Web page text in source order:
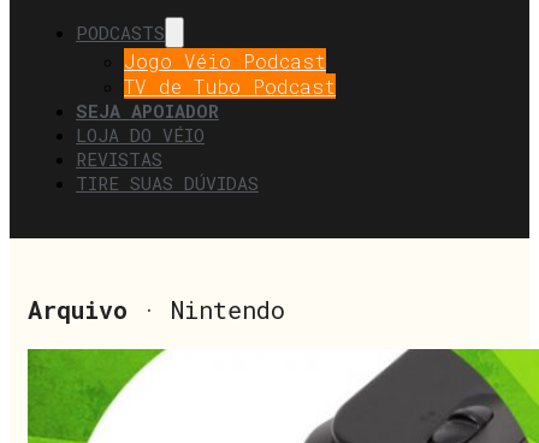
PODCASTS
Jogo Véio Podcast
TV de Tubo Podcast
SEJA APOIADOR
LOJA DO VÉIO
REVISTAS
TIRE SUAS DÚVIDAS
Arquivo · Nintendo